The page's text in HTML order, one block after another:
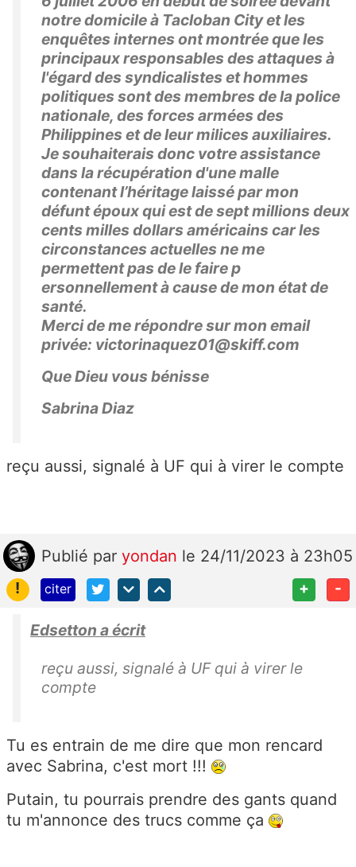
notre domicile à Tacloban City et les
enquêtes internes ont montrée que les
principaux responsables des attaques à
l'égard des syndicalistes et hommes
politiques sont des membres de la police
nationale, des forces armées des
Philippines et de leur milices auxiliaires.
Je souhaiterais donc votre assistance
dans la récupération d'une malle
contenant l’héritage laissé par mon
défunt époux qui est de sept millions deux
cents milles dollars américains car les
circonstances actuelles ne me
permettent pas de le faire p
ersonnellement à cause de mon état de
santé.
Merci de me répondre sur mon email
privée: victorinaquez01@skiff.com
Que Dieu vous bénisse
Sabrina Diaz
reçu aussi, signalé à UF qui à virer le compte
Publié par yondan le 24/11/2023 à 23h05
!
citer + -
Edsetton a écrit
reçu aussi, signalé à UF qui à virer le
compte
Tu es entrain de me dire que mon rencard
avec Sabrina, c'est mort !!!
Putain, tu pourrais prendre des gants quand
tu m'annonce des trucs comme ça